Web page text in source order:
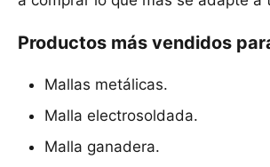
Productos más vendidos
Mallas metálicas.
Malla electrosoldada.
Malla ganadera.